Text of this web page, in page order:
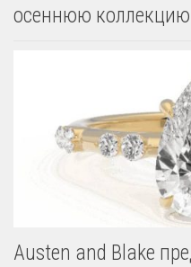
осеннюю коллекцию
Austen and Blake